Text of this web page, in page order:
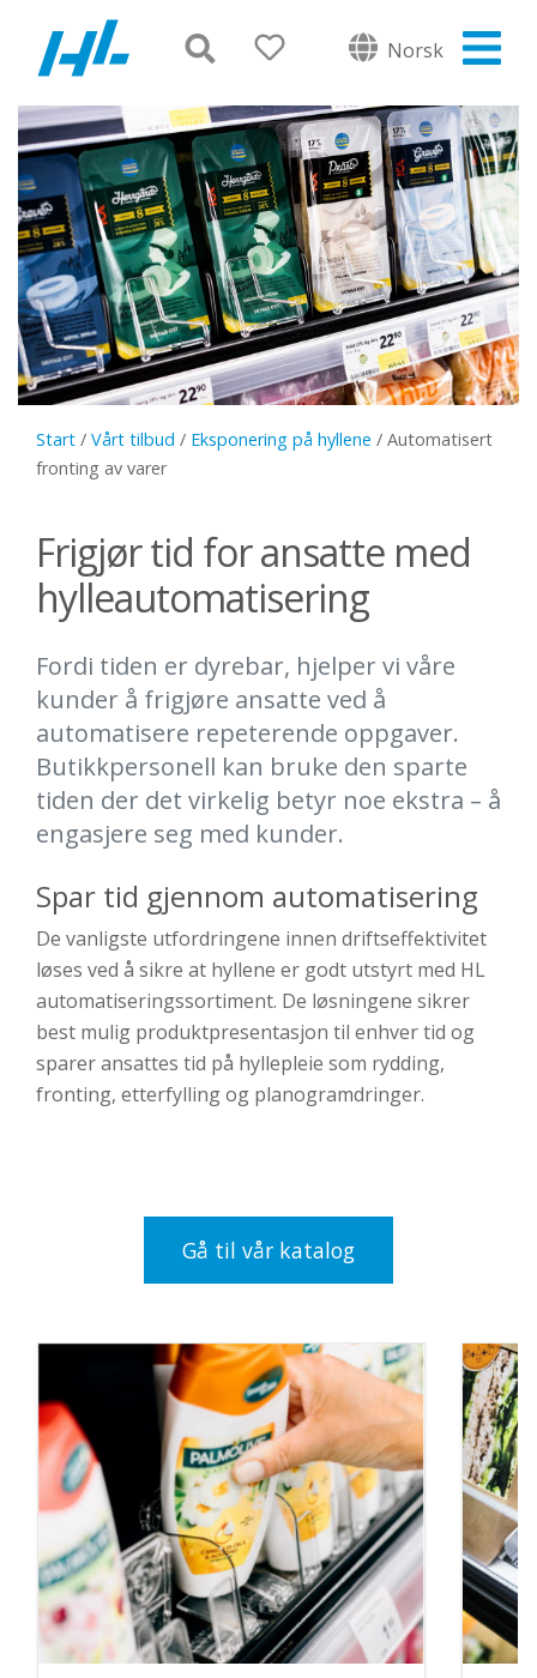
Norsk
Start / Vårt tilbud / Eksponering på hyllene / Automatisert
fronting av varer
Frigjør tid for ansatte med
hylleautomatisering
Fordi tiden er dyrebar, hjelper vi våre
kunder å frigjøre ansatte ved å
automatisere repeterende oppgaver.
Butikkpersonell kan bruke den sparte
tiden der det virkelig betyr noe ekstra – å
engasjere seg med kunder.
Spar tid gjennom automatisering
De vanligste utfordringene innen driftseffektivitet
løses ved å sikre at hyllene er godt utstyrt med HL
automatiseringssortiment. De løsningene sikrer
best mulig produktpresentasjon til enhver tid og
sparer ansattes tid på hyllepleie som rydding,
fronting, etterfylling og planogramdringer.
Gå til vår katalog